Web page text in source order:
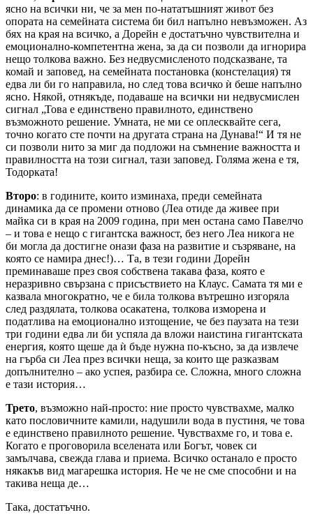
ясно на всички ни, че за мен по-нататъшният живот без
опората на семейната система би бил напълно невъзможен. Аз
бях на края на всичко, а Дорейн е достатъчно чувствителна и
емоционално-компетентна жена, за да си позволи да игнорира
нещо толкова важно. Без недвусмисленото подсказване, та
комай и заповед, на семейната постановка (констелация) тя
едва ли би го направила, но след това всичко ѝ беше напълно
ясно. Някой, отнякъде, подаваше на всички ни недвусмислен
сигнал „Това е единствено правилното, единствено
възможното решение. Умната, не ми се оплесквайте сега,
точно когато сте почти на другата страна на Дунава!“ И тя не
си позволи нито за миг да подложи на съмнение важността и
правилността на този сигнал, тази заповед. Голяма жена е тя,
Тодорката!
Второ: в годините, които изминаха, преди семейната
динамика да се промени отново (Леа отиде да живее при
майка си в края на 2009 година, при мен остана само Павелчо
– и това е нещо с гигантска важност, без него Леа никога не
би могла да достигне онази фаза на развитие и съзряване, на
която се намира днес!)… Та, в тези години Дорейн
преминаваше през своя собствена такава фаза, която е
неразривно свързана с присъствието на Клаус. Самата тя ми е
казвала многократно, че е била толкова вътрешно изгоряла
след раздялата, толкова осакатена, толкова изморена и
податлива на емоционално изтощение, че без паузата на тези
три години едва ли би успяла да вложи наистина гигантската
енергия, която щеше да ѝ бъде нужна по-късно, за да извлече
на гърба си Леа през всички неща, за които ще разказвам
допълнително – ако успея, разбира се. Сложна, много сложна
е тази история…
Трето, възможно най-просто: ние просто чувствахме, малко
като пословичните камили, надушили вода в пустиня, че това
е единствено правилното решение. Чувствахме го, и това е.
Когато е проговорила вселената или Богът, човек си
замълчава, свежда глава и приема. Всичко останало е просто
някакъв вид магарешка история. Не че не сме способни и на
такива неща де…
Така, достатъчно.